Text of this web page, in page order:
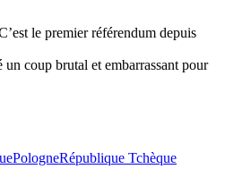
le premier référendum depuis
coup brutal et embarrassant pour
PologneRépublique Tchèque